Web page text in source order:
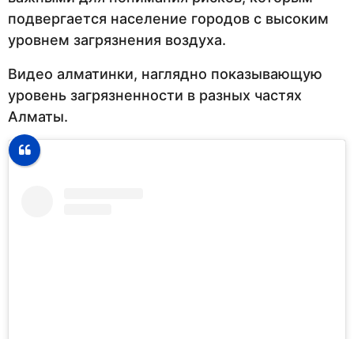
подвергается население городов с высоким
уровнем загрязнения воздуха.
Видео алматинки, наглядно показывающую
уровень загрязненности в разных частях
Алматы.